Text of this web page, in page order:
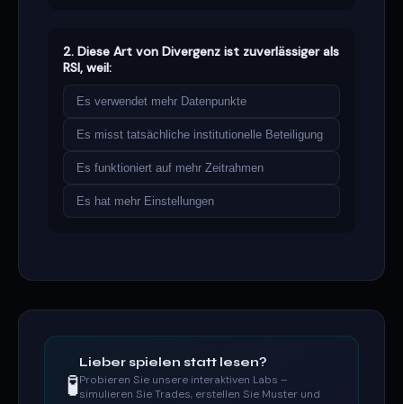
2. Diese Art von Divergenz ist zuverlässiger als
RSI, weil:
Es verwendet mehr Datenpunkte
Es misst tatsächliche institutionelle Beteiligung
Es funktioniert auf mehr Zeitrahmen
Es hat mehr Einstellungen
🧪
Lieber spielen statt lesen?
Probieren Sie unsere interaktiven Labs –
simulieren Sie Trades, erstellen Sie Muster und